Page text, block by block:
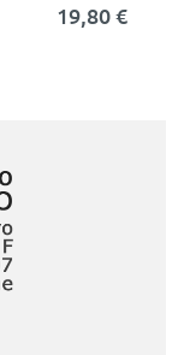
19,80 €